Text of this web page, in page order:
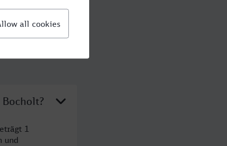
1
und